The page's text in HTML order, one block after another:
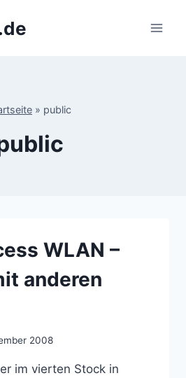
» public
WLAN –
anderen
2008
im vierten Stock in